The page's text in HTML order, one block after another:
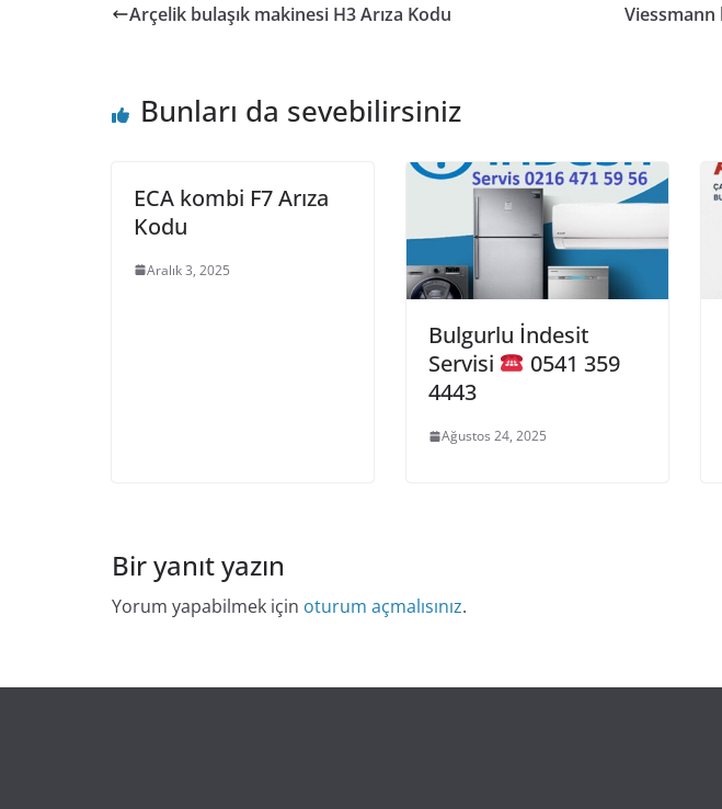
Arçelik bulaşık makinesi H3 Arıza Kodu
Viessmann
Bunları da sevebilirsiniz
ECA kombi F7 Arıza
Kodu
Aralık 3, 2025
Bulgurlu İndesit
Servisi
0541 359
4443
Ağustos 24, 2025
Bir yanıt yazın
Yorum yapabilmek için oturum açmalısınız.